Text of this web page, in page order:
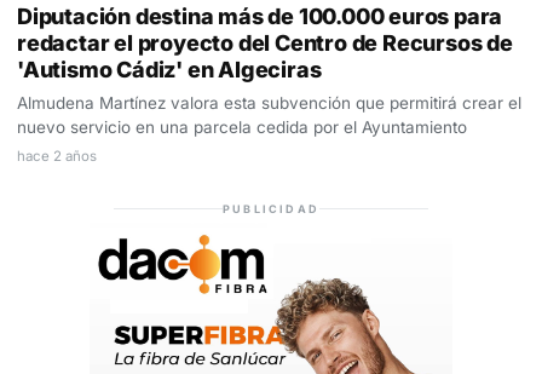
Diputación destina más de 100.000 euros para
redactar el proyecto del Centro de Recursos de
'Autismo Cádiz' en Algeciras
Almudena Martínez valora esta subvención que permitirá crear el
nuevo servicio en una parcela cedida por el Ayuntamiento
hace 2 años
PUBLICIDAD